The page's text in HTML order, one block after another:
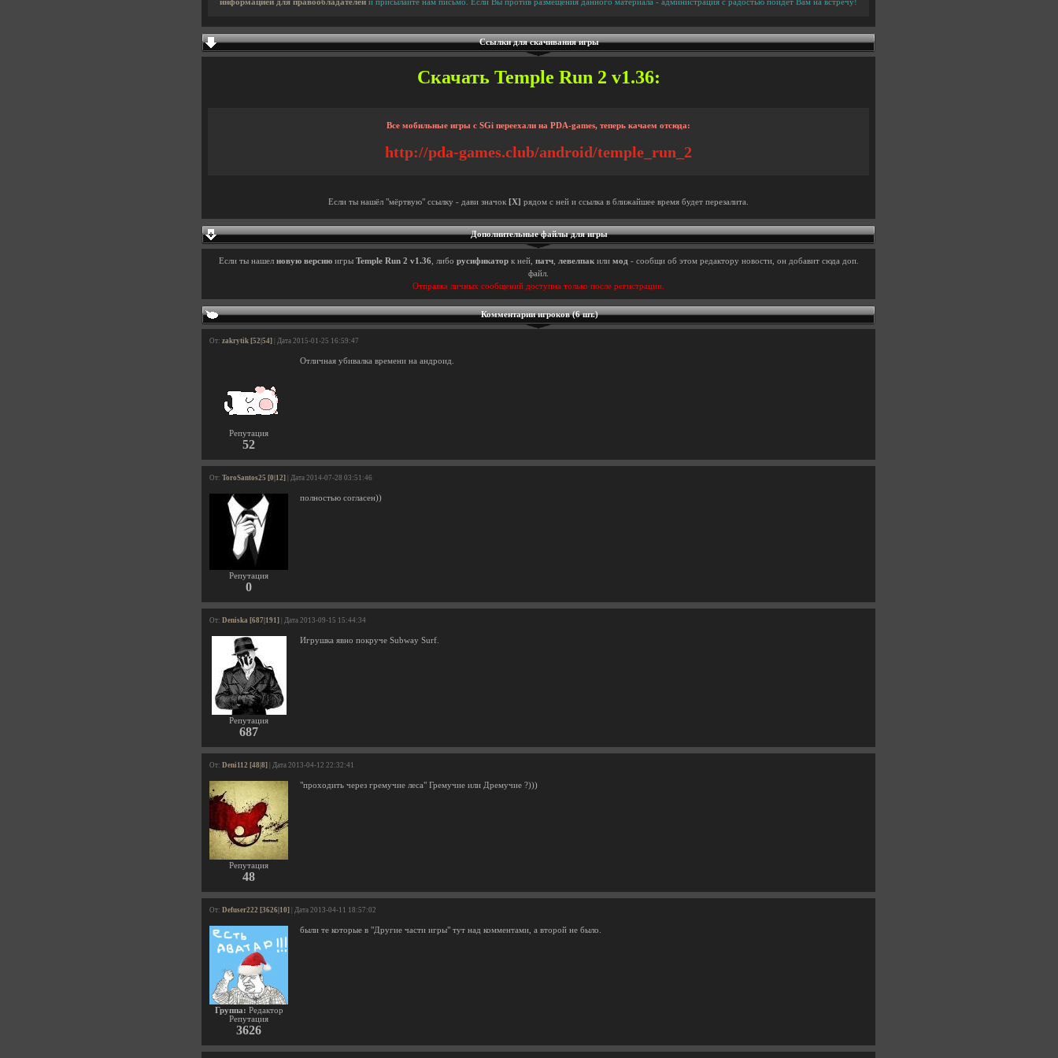
информацией для правообладателей и присылайте нам письмо. Если Вы против размещения данного материала - администрация с радостью пойдет Вам на встречу!
Ссылки для скачивания игры
Скачать Temple Run 2 v1.36:
Все мобильные игры с SGi переехали на PDA-games, теперь качаем отсюда:
http://pda-games.club/android/temple_run_2
Если ты нашёл "мёртвую" ссылку - дави значок [X] рядом с ней и ссылка в ближайшее время будет перезалита.
Дополнительные файлы для игры
Если ты нашел новую версиюигры Temple Run 2 v1.36 , либо русификаторк ней, патч, левелпакили мод - сообщи об этом редактору новости, он добавит сюда доп.
файл.
Отправка личных сообщений доступна только после регистрации.
Комментарии игроков (6 шт.)
От: zakrytik [52|54] | Дата 2015-01-25 16:59:47
Репутация
52
Отличная убивалка времени на андроид.
От: ToroSantos25 [0|12] | Дата 2014-07-28 03:51:46
Репутация
0
полностью согласен))
От: Deniska [687|191] | Дата 2013-09-15 15:44:34
Репутация
687
Игрушка явно покруче Subway Surf.
От: Deni112 [48|8] | Дата 2013-04-12 22:32:41
Репутация
48
"проходить через гремучие леса" Гремучие или Дремучие ?)))
От: Defuser222 [3626|10] | Дата 2013-04-11 18:57:02
Группа: Редактор
Репутация
3626
были те которые в "Другие части игры" тут над комментами, а второй не было.